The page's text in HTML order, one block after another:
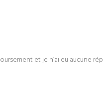
et je n’ai eu aucune